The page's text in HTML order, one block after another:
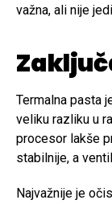
važna, ali nije
Termalna pasta
veliku razliku u
procesor lakše
stabilnije, a
Najvažnije je